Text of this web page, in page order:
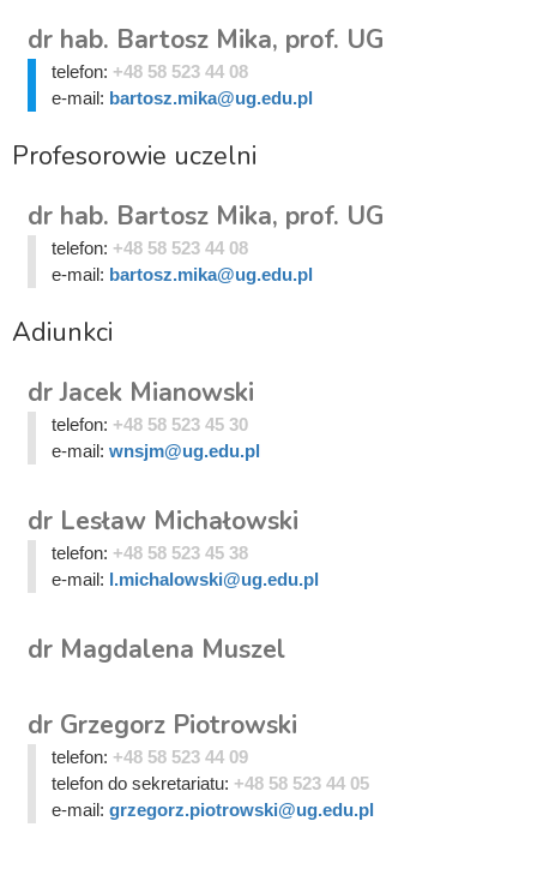
dr hab. Bartosz Mika, prof. UG
telefon: +48 58 523 44 08
e-mail: bartosz.mika@ug.edu.pl
Profesorowie uczelni
dr hab. Bartosz Mika, prof. UG
telefon: +48 58 523 44 08
e-mail: bartosz.mika@ug.edu.pl
Adiunkci
dr Jacek Mianowski
telefon: +48 58 523 45 30
e-mail: wnsjm@ug.edu.pl
dr Lesław Michałowski
telefon: +48 58 523 45 38
e-mail: l.michalowski@ug.edu.pl
dr Magdalena Muszel
dr Grzegorz Piotrowski
telefon: +48 58 523 44 09
telefon do sekretariatu: +48 58 523 44 05
e-mail: grzegorz.piotrowski@ug.edu.pl